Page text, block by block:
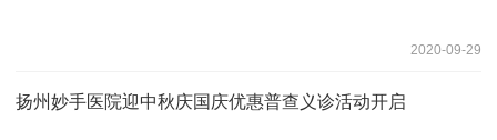
2020-09-29
扬州妙手医院迎中秋庆国庆优惠普查义诊活动开启